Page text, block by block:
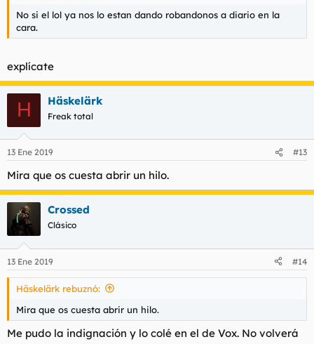
No si el lol ya nos lo estan dando robandonos a diario en la
cara.
explícate
H Häskelärk
Freak total
13 Ene 2019 #13
Mira que os cuesta abrir un hilo.
Crossed
Clásico
13 Ene 2019 #14
Häskelärk rebuznó:
Mira que os cuesta abrir un hilo.
Me pudo la indignación y lo colé en el de Vox. No volverá